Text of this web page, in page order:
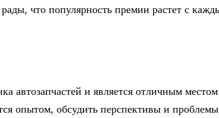
что популярность премии растет с
автозапчастей и является отличным
опытом, обсудить перспективы и